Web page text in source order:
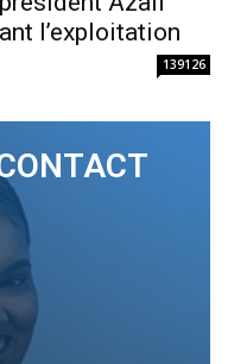
l’exploitation
139126